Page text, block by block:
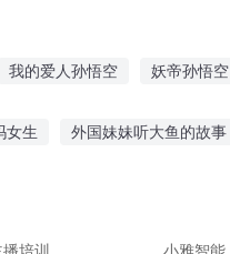
我的爱人孙悟空 妖帝孙悟空
女生 外国妹妹听大鱼的故事
播培训 小雅智能